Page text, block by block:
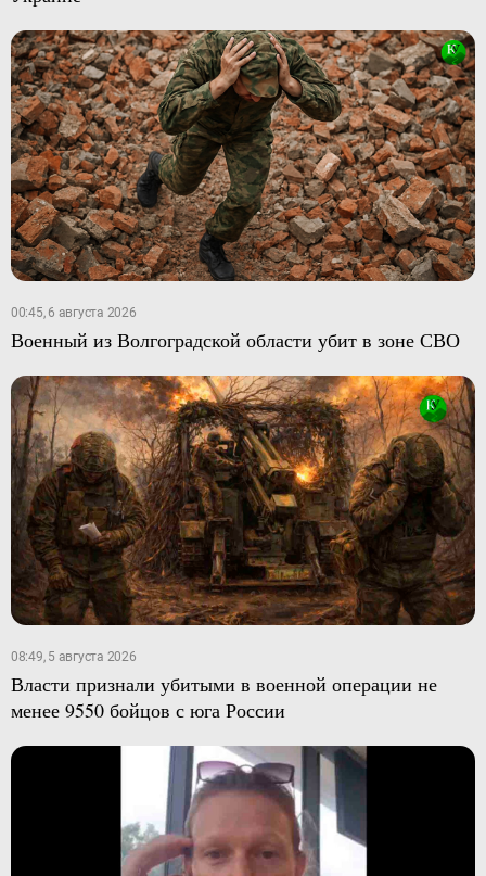
00:45, 6 августа 2026
Военный из Волгоградской области убит в зоне СВО
08:49, 5 августа 2026
Власти признали убитыми в военной операции не
менее 9550 бойцов с юга России